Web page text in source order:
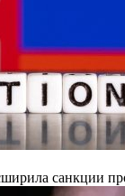
санкции